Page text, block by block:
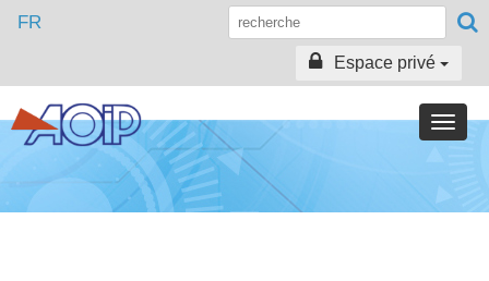
FR
Espace privé
Toggle